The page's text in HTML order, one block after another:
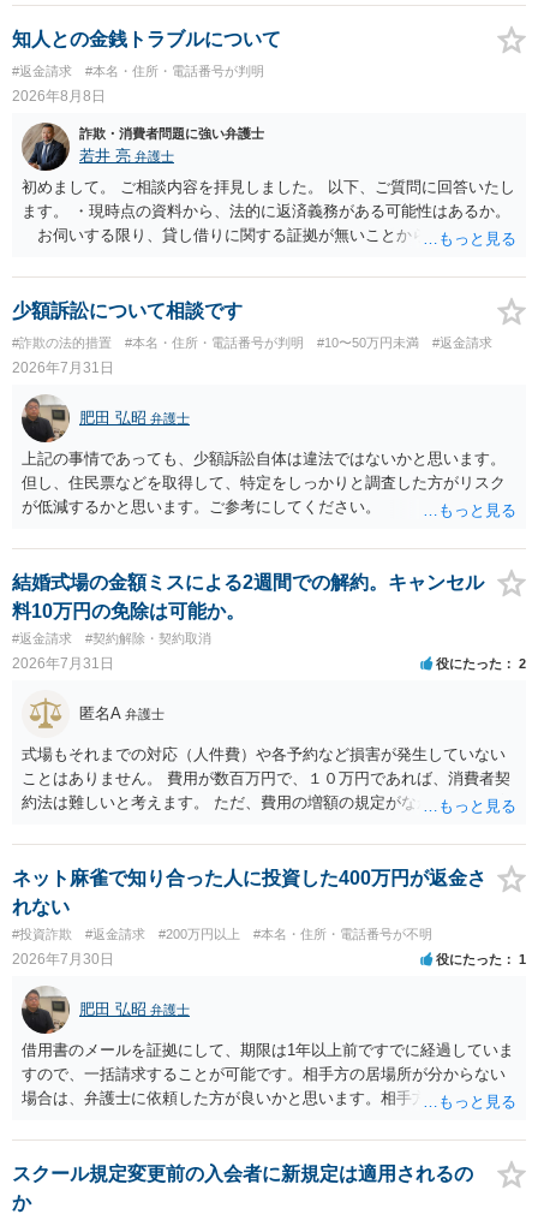
知人との金銭トラブルについて
#返金請求 #本名・住所・電話番号が判明
2026年8月8日
詐欺・消費者問題に強い弁護士
若井 亮 弁護士
初めまして。 ご相談内容を拝見しました。 以下、ご質問に回答いたし
ます。 ・現時点の資料から、法的に返済義務がある可能性はあるか。
お伺いする限り、貸し借りに関する証拠が無いことから、相手方が
主張や現在の資料を踏まえ、今後どのように対応するのが適切か。
贈与か消費貸借かの争いにおいては、様々な圧力をかけて回収をしよ
うとするケースも散見されます。 ご自身での対応に窮するようであ
れば、代理人を立てることもご検討ください。 ・相手へ送る回答文に
ついてアドバイスをいただけるか。 具体的な回答内容については、
一般的に無料法律相談での対応外になろうかと思います。 法律事務
所にご連絡いただき、対応の可否や費用をご確認ください。
少額訴訟について相談です
#詐欺の法的措置 #本名・住所・電話番号が判明 #10〜50万円未満 #返金請求
2026年7月31日
肥田 弘昭 弁護士
上記の事情であっても、少額訴訟自体は違法ではないかと思います。
但し、住民票などを取得して、特定をしっかりと調査した方がリスク
が低減するかと思います。ご参考にしてください。
結婚式場の金額ミスによる2週間での解約。キャンセル
料10万円の免除は可能か。
#返金請求 #契約解除・契約取消
2026年7月31日 役にたった 2
匿名A 弁護士
式場もそれまでの対応（人件費）や各予約など損害が発生していない
ことはありません。 費用が数百万円で、１０万円であれば、消費者契
約法は難しいと考えます。 ただ、費用の増額の規定がなかったのに増
ということになり、解約するのは理由がないことになります。
ネット麻雀で知り合った人に投資した400万円が返金さ
れない
#投資詐欺 #返金請求 #200万円以上 #本名・住所・電話番号が不明
2026年7月30日 役にたった 1
肥田 弘昭 弁護士
借用書のメールを証拠にして、期限は1年以上前ですでに経過していま
すので、一括請求することが可能です。相手方の居場所が分からない
場合は、弁護士に依頼した方が良いかと思います。相手方の居場所が
さい。
スクール規定変更前の入会者に新規定は適用されるの
か